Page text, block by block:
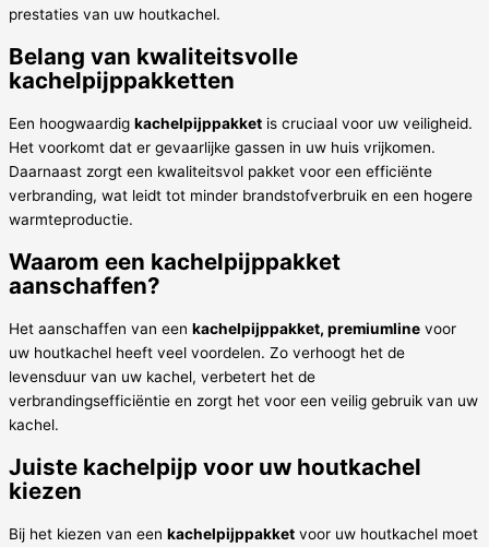
prestaties van uw houtkachel.
Belang van kwaliteitsvolle
kachelpijppakketten
Een hoogwaardig kachelpijppakket is cruciaal voor uw veiligheid.
Het voorkomt dat er gevaarlijke gassen in uw huis vrijkomen.
Daarnaast zorgt een kwaliteitsvol pakket voor een efficiënte
verbranding, wat leidt tot minder brandstofverbruik en een hogere
warmteproductie.
Waarom een kachelpijppakket
aanschaffen?
Het aanschaffen van een kachelpijppakket, premiumline voor
uw houtkachel heeft veel voordelen. Zo verhoogt het de
levensduur van uw kachel, verbetert het de
verbrandingsefficiëntie en zorgt het voor een veilig gebruik van uw
kachel.
Juiste kachelpijp voor uw houtkachel
kiezen
Bij het kiezen van een kachelpijppakket voor uw houtkachel moet